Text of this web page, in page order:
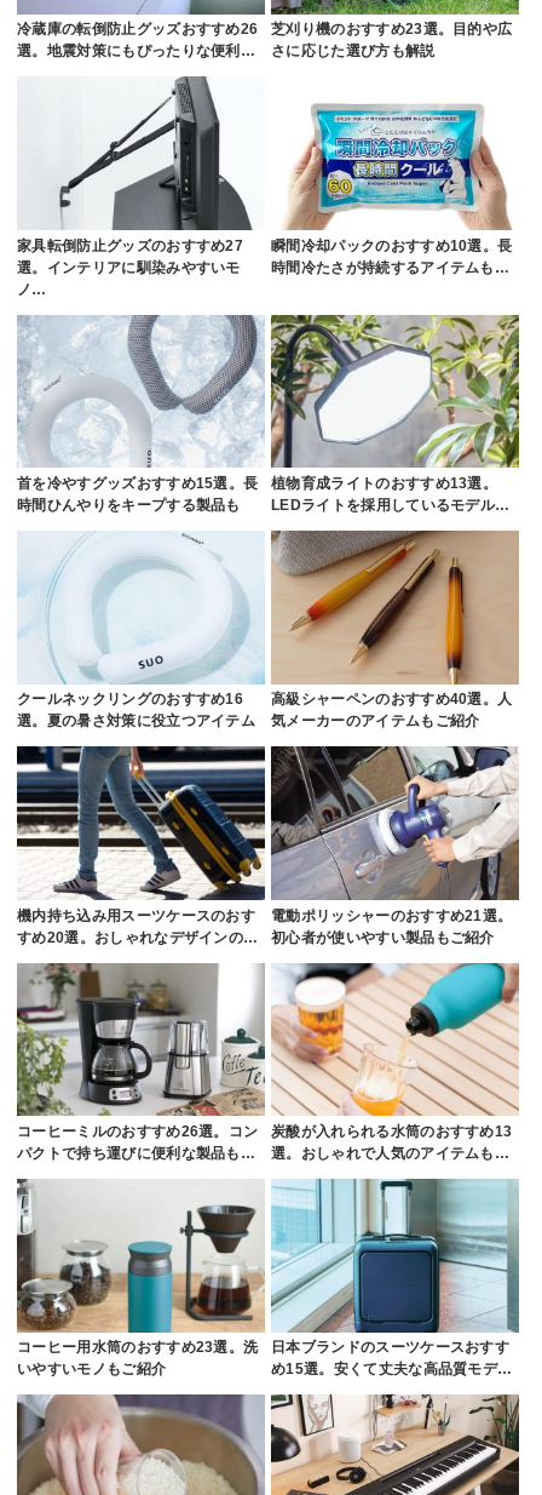
冷蔵庫の転倒防止グッズおすすめ26
選。地震対策にもぴったりな便利…
芝刈り機のおすすめ23選。目的や広
さに応じた選び方も解説
家具転倒防止グッズのおすすめ27
選。インテリアに馴染みやすいモ
ノ…
瞬間冷却パックのおすすめ10選。長
時間冷たさが持続するアイテムも…
首を冷やすグッズおすすめ15選。長
時間ひんやりをキープする製品も
植物育成ライトのおすすめ13選。
LEDライトを採用しているモデル…
クールネックリングのおすすめ16
選。夏の暑さ対策に役立つアイテム
高級シャーペンのおすすめ40選。人
気メーカーのアイテムもご紹介
機内持ち込み用スーツケースのおす
すめ20選。おしゃれなデザインの…
電動ポリッシャーのおすすめ21選。
初心者が使いやすい製品もご紹介
コーヒーミルのおすすめ26選。コン
パクトで持ち運びに便利な製品も…
炭酸が入れられる水筒のおすすめ13
選。おしゃれで人気のアイテムも…
コーヒー用水筒のおすすめ23選。洗
いやすいモノもご紹介
日本ブランドのスーツケースおすす
め15選。安くて丈夫な高品質モデ…